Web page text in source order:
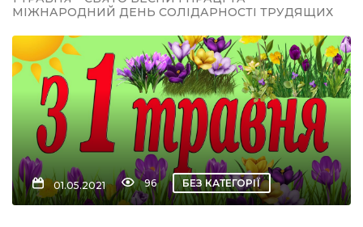
МІЖНАРОДНИЙ ДЕНЬ СОЛІДАРНОСТІ ТРУДЯЩИХ
01.05.2021 96 БЕЗ КАТЕГОРІЇ